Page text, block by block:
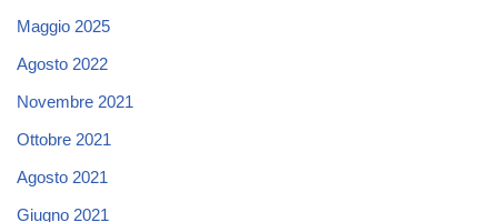
Maggio 2025
Agosto 2022
Novembre 2021
Ottobre 2021
Agosto 2021
Giugno 2021